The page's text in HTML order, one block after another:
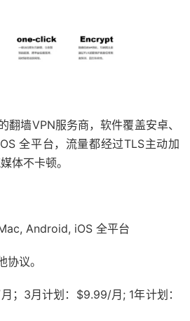
翻墙VPN服务商，软件覆盖安卓、
全平台，流量都经过TLS主动加
体不卡顿。
Android, iOS 全平台
议。
；3月计划：$9.99/月; 1年计划：